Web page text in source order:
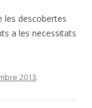
les descobertes
a les necessitats
2013.